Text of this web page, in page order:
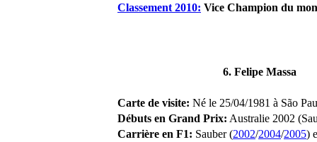
Classement 2010: Vice Champion du
6. Felipe Massa
Carte de visite: Né le 25/04/1981 à São
Débuts en Grand Prix: Australie 2002
Carrière en F1: Sauber (2002/2004/2005)